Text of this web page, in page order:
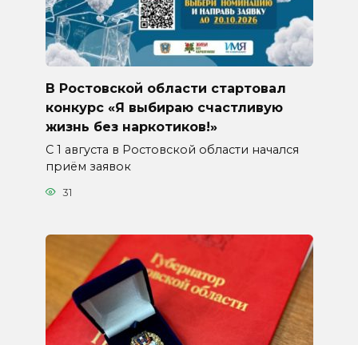
В Ростовской области стартовал
конкурс «Я выбираю счастливую
жизнь без наркотиков!»
С 1 августа в Ростовской области начался
приём заявок
31